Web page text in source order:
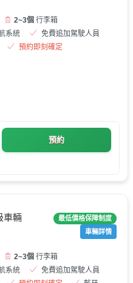
2~3個 行李箱
系統
免費追加駕駛人員
預約即刻確定
預約
車輛
最低價格保障制度
車輛詳情
2~3個 行李箱
系統
免費追加駕駛人員